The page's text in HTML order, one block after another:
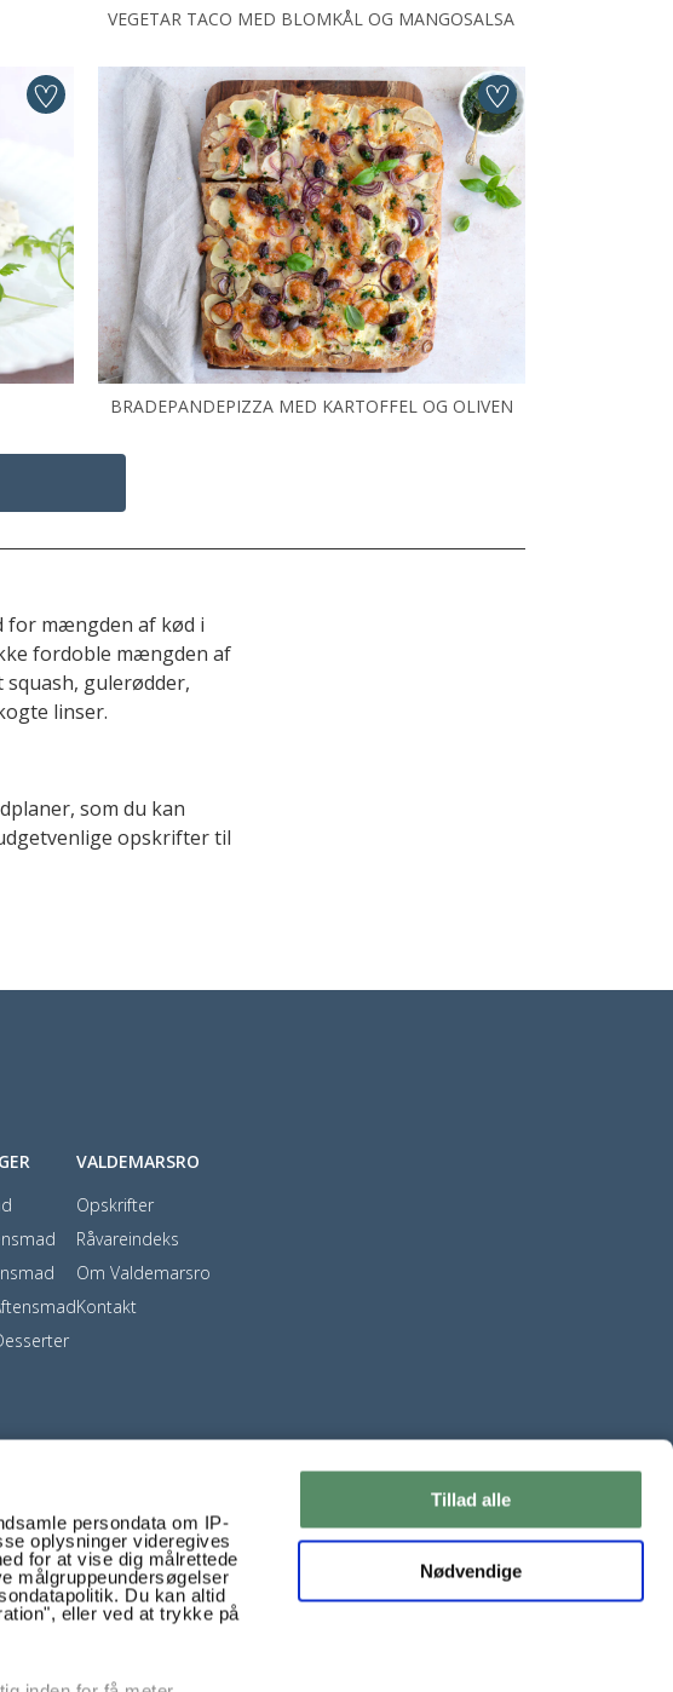
persondata om IP-
oplysninger videregives
for at vise dig målrettede
målgruppeundersøgelser
Du kan altid
eller ved at trykke på
Tillad alle
Nødvendige
VEGETAR TACO MED BLOMKÅL OG MANGOSALSA
BRADEPANDEPIZZA MED KARTOFFEL OG OLIVEN
for mængden af kød i
fordoble mængden af
gulerødder,
linser.
som du kan
opskrifter til
VALDEMARSRO
Opskrifter
Råvareindeks
Om Valdemarsro
Kontakt